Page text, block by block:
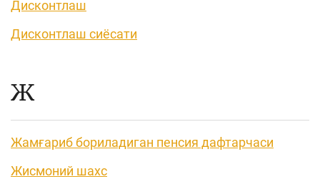
Дисконтлаш
Дисконтлаш сиёсати
Ж
Жамғариб бориладиган пенсия дафтарчаси
Жисмоний шахс